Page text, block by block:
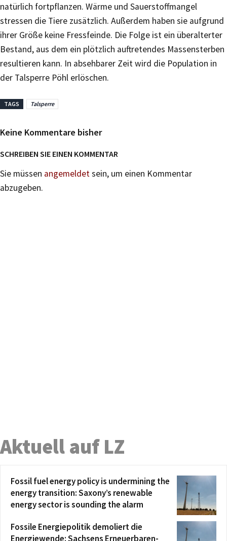
natürlich fortpflanzen. Wärme und Sauerstoffmangel
stressen die Tiere zusätzlich. Außerdem haben sie aufgrund
ihrer Größe keine Fressfeinde. Die Folge ist ein überalterter
Bestand, aus dem ein plötzlich auftretendes Massensterben
resultieren kann. In absehbarer Zeit wird die Population in
der Talsperre Pöhl erlöschen.
TAGS Talsperre
Keine Kommentare bisher
SCHREIBEN SIE EINEN KOMMENTAR
Sie müssen angemeldetsein, um einen Kommentar
abzugeben.
Aktuell auf LZ
Fossil fuel energy policy is undermining the
energy transition: Saxony’s renewable
energy sector is sounding the alarm
Fossile Energiepolitik demoliert die
Energiewende: Sachsens Erneuerbaren-